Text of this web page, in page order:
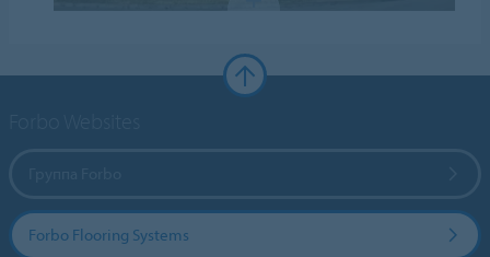
Forbo Flooring Systems